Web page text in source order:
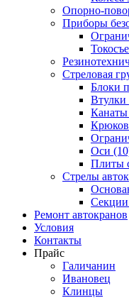
Опорно-
Приборы
Стреловая
Блоки
Втулки
Оси
Плиты
Стрелы
Секции
Ремонт автокранов
Условия
Контакты
Прайс
Галичанин
Ивановец
Клинцы